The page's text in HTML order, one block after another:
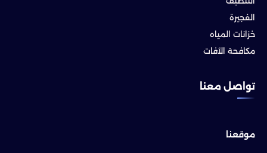
الفجيرة
خزانات المياه
مكافحة الآفات
تواصل معنا
موقعنا